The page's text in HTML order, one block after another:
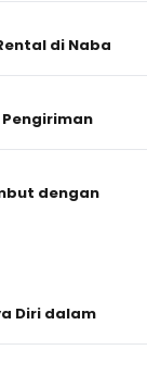
di Naba
Pengiriman
dengan
Diri dalam